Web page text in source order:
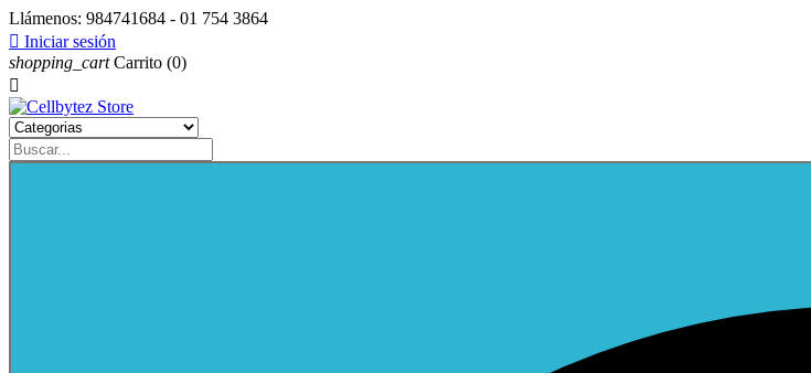
Llámenos: 984741684 - 01 754 3864
 Iniciar sesión
shopping_cart Carrito (0)
